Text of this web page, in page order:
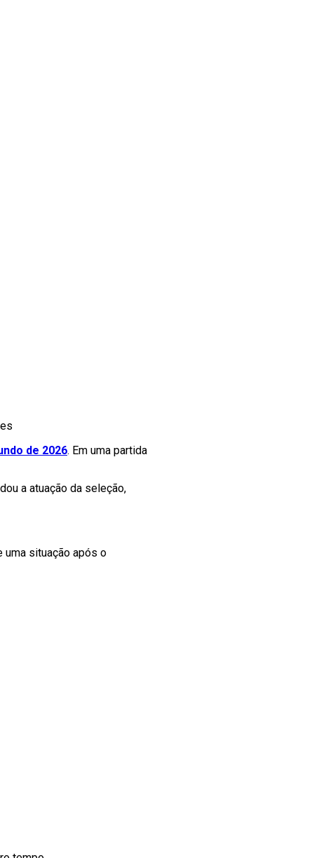
de 2026. Em uma partida
a atuação da seleção,
uma situação após o